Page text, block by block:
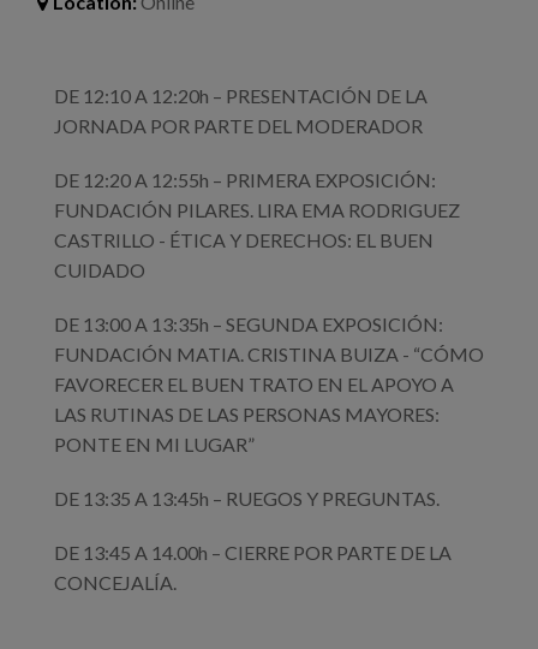
DE 12:10 A 12:20h – PRESENTACIÓN DE LA
JORNADA POR PARTE DEL MODERADOR
DE 12:20 A 12:55h – PRIMERA EXPOSICIÓN:
FUNDACIÓN PILARES. LIRA EMA RODRIGUEZ
CASTRILLO - ÉTICA Y DERECHOS: EL BUEN
CUIDADO
DE 13:00 A 13:35h – SEGUNDA EXPOSICIÓN:
FUNDACIÓN MATIA. CRISTINA BUIZA - “CÓMO
FAVORECER EL BUEN TRATO EN EL APOYO A
LAS RUTINAS DE LAS PERSONAS MAYORES:
PONTE EN MI LUGAR”
DE 13:35 A 13:45h – RUEGOS Y PREGUNTAS.
DE 13:45 A 14.00h – CIERRE POR PARTE DE LA
CONCEJALÍA.